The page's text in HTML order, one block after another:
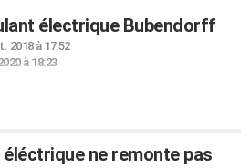
électrique Bubendorff
2018 à 17:52
à 18:23
ne remonte pas